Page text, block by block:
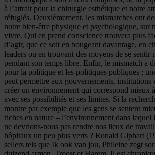
à l’attrait pour la chirurgie esthétique et notre
réfugiés. Deuxièmement, les mismatches ont
notre bien-être physique et psychologique, sur
vivre. Qui en prend conscience trouvera plus
d’agir, que ce soit en bougeant davantage, en
leaders ou en trouvant des moyens de se sentir
pendant son temps libre. Enfin, le mismatch a
pour la politique et les politiques publiques ;
peut permettre aux gouvernements, institutions
créer un environnement qui correspond mieux
avec ses possibilités et ses limites. Si la
montre par exemple que les gens se sentent
riches en nature – l’environnement dans lequel
ne devrions-nous pas rendre nos lieux de
hôpitaux un peu plus verts ? Ronald Giphart
sellers tels que Ik ook van jou, Phileine zegt